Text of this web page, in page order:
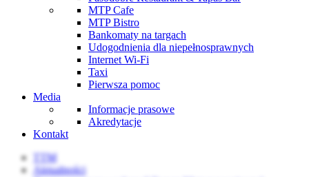
MTP Cafe
MTP Bistro
Bankomaty na targach
Udogodnienia dla niepełnosprawnych
Internet Wi-Fi
Taxi
Pierwsza pomoc
Media
Informacje prasowe
Akredytacje
Kontakt
TTM
Aktualności